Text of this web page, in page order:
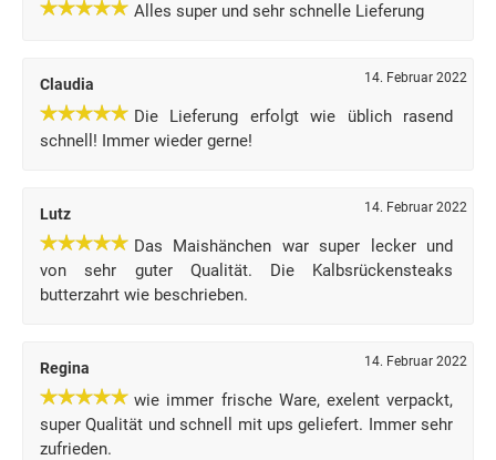
Alles super und sehr schnelle Lieferung
Claudia 14. Februar 2022
Die Lieferung erfolgt wie üblich rasend
schnell! Immer wieder gerne!
Lutz 14. Februar 2022
Das Maishänchen war super lecker und
von sehr guter Qualität. Die Kalbsrückensteaks
butterzahrt wie beschrieben.
Regina 14. Februar 2022
wie immer frische Ware, exelent verpackt,
super Qualität und schnell mit ups geliefert. Immer sehr
zufrieden.